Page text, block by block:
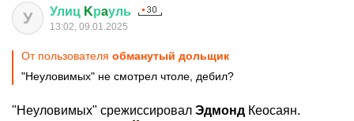
У Улиц Kрaуль
13:02, 09.01.2025
От пользователя обманутый дольщик
"Неуловимых" не смотрел чтоле, дебил?
"Неуловимых" срежиссировал Эдмонд Кеосаян.